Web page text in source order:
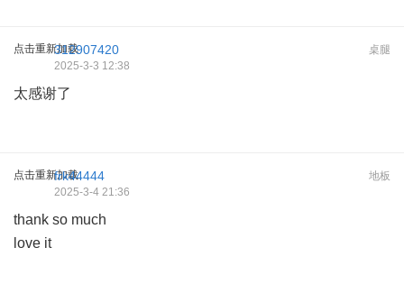
点击重新加载 桌腿
312907420
2025-3-3 12:38
太感谢了
点击重新加载 地板
frk44444
2025-3-4 21:36
thank so much
love it